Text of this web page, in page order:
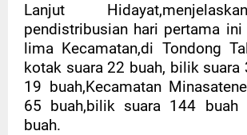
Lanjut
pendistribusian hari pertama
lima Kecamatan,di Tondong
kotak suara 22 buah, bilik suara
19 buah,Kecamatan
65 buah,bilik suara 144 buah
buah.